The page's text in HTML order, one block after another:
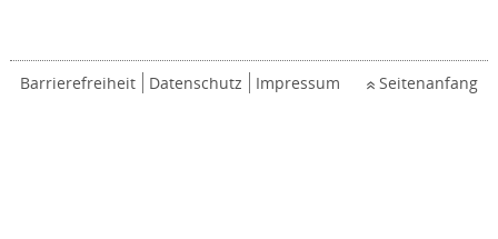
Barrierefreiheit Datenschutz Impressum Seitenanfang